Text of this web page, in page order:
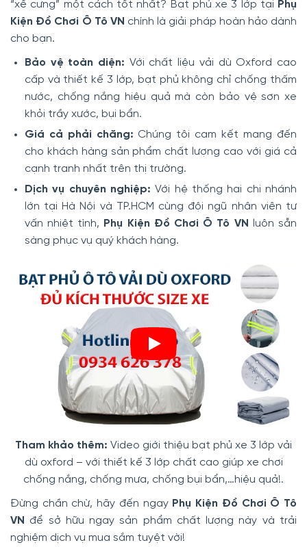
“xế cưng” một cách tốt nhất? Bạt phủ xe 3 lớp tại Phụ
Kiện Đồ Chơi Ô Tô VN chính là giải pháp hoàn hảo dành
cho bạn.
Bảo vệ toàn diện: Với chất liệu vải dù Oxford cao
cấp và thiết kế 3 lớp, bạt phủ không chỉ chống thấm
nước, chống nắng hiệu quả mà còn bảo vệ sơn xe
khỏi trầy xước, bụi bẩn.
Giá cả phải chăng: Chúng tôi cam kết mang đến
cho khách hàng sản phẩm chất lượng cao với giá cả
cạnh tranh nhất trên thị trường.
Dịch vụ chuyên nghiệp: Với hệ thống hai chi nhánh
lớn tại Hà Nội và TP.HCM cùng đội ngũ nhân viên tư
vấn nhiệt tình, Phụ Kiện Đồ Chơi Ô Tô VN
luôn sẵn
sàng phục vụ quý khách hàng.
Tham khảo thêm: Video giới thiệu bạt phủ xe 3 lớp vải
dù oxford – với thiết kế 3 lớp chất cao giúp xe chơi
chống nắng, chống mưa, chống bụi bẩn,…hiệu quả!.
Đừng chần chừ, hãy đến ngay Phụ Kiện Đồ Chơi Ô Tô
VN
để sở hữu ngay sản phẩm chất lượng này và trải
nghiệm dịch vụ mua sắm tuyệt vời!